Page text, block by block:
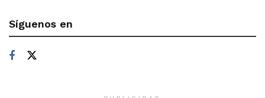
Síguenos en